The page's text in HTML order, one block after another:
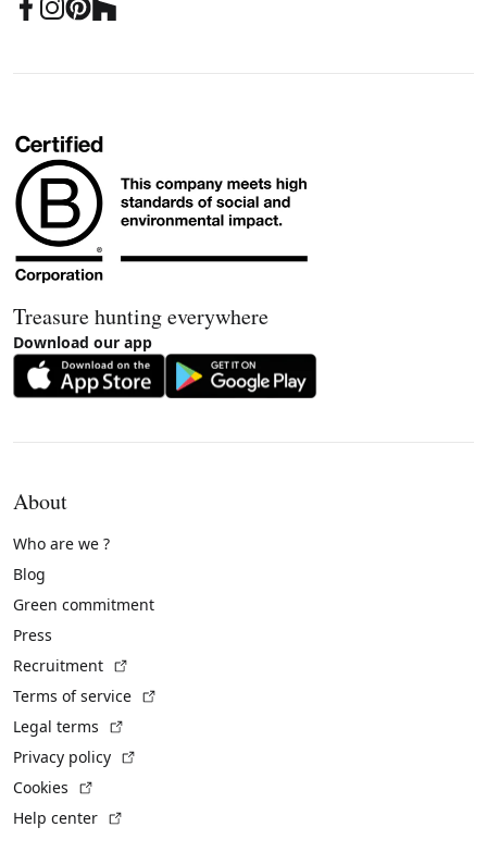
Treasure hunting everywhere
Download our app
About
Who are we ?
Blog
Green commitment
Press
Recruitment
Terms of service
Legal terms
Privacy policy
Cookies
Help center